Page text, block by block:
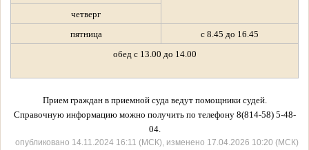
четверг
пятница
с 8.45 до 16.45
обед с 13.00 до 14.00
Прием граждан в приемной суда ведут помощники судей.
Справочную информацию можно получить по телефону 8(814-58) 5-48-
04.
опубликовано 14.11.2024 16:11 (МСК), изменено 17.04.2026 10:20 (МСК)